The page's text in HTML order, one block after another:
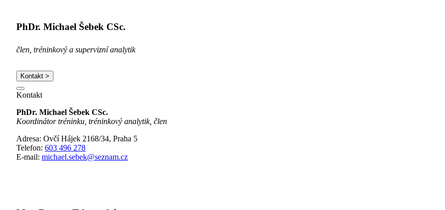
PhDr. Michael Šebek CSc.
člen, tréninkový a supervizní analytik
Kontakt >
Kontakt
PhDr. Michael Šebek CSc.
Koordinátor tréninku, tréninkový analytik, člen
Adresa: Ovčí Hájek 2168/34, Praha 5
Telefon: 603 496 278
E-mail: michael.sebek@seznam.cz